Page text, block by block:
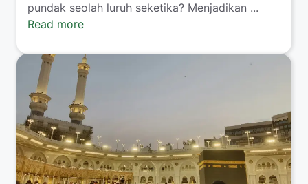
pundak seolah luruh seketika? Menjadikan ...
Read more